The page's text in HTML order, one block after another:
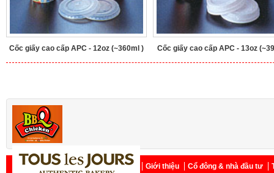
Cốc giấy cao cấp APC - 12oz (~360ml ) Cốc giấy cao cấp APC - 13oz
Trang chủ Giới thiệu Cổ đông & nhà đầu tư